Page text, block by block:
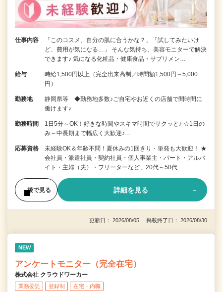
仕事内容
「このコスメ、自分の肌に合うかな？」「試してみたいけ
ど、費用が気になる…」 そんな気持ち、美容モニターで解決
できます♪ 気になる化粧品・健康食品・サプリメン…
給与
時給1,500円以上（完全出来高制／時間額1,500円～5,000
円）
勤務地
静岡県等 ◆勤務地多数♪ご自宅やお近くの店舗で間時間に
働けます♪
勤務時間
1日5分～OK！好きな時間やスキマ時間でサクッと♪ ☆1日の
み～中長期まで幅広く大歓迎♪…
応募資格
未経験OK＆年齢不問！夏休みの1回きり・単発も大歓迎！ ★
会社員・派遣社員・契約社員・個人事業主・パート・アルバ
イト・主婦（夫）・フリーターなど、20代～50代…
後で見る 詳細を見る
更新日： 2026/08/05 掲載終了日： 2026/08/30
NEW
アンケートモニター（完全在宅）
株式会社 クラウドワーカー
業務委託 登録制 在宅・内職